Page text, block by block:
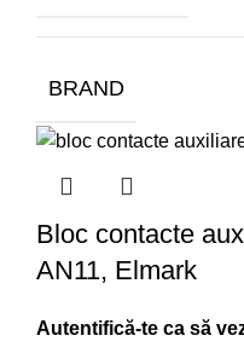
BRAND
Bloc contacte
AN11, Elmark